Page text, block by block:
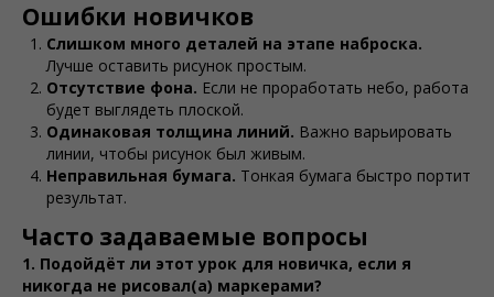
Ошибки новичков
Слишком много деталей на этапе наброска.
Лучше оставить рисунок простым.
Отсутствие фона. Если не проработать небо, работа
будет выглядеть плоской.
Одинаковая толщина линий. Важно варьировать
линии, чтобы рисунок был живым.
Неправильная бумага. Тонкая бумага быстро портит
результат.
Часто задаваемые вопросы
1. Подойдёт ли этот урок для новичка, если я
никогда не рисовал(а) маркерами?